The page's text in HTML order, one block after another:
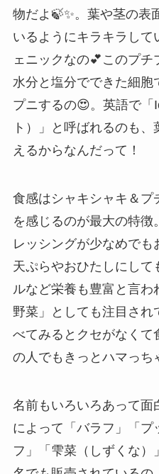
物だよ🍃✨。葉や茎の表
いるようにキラキラして
ェニックなの💕このプ
水分と塩分でできた細胞
プニするの😍。英語で
ト）」と呼ばれるのも
えるからなんだって！
食感はシャキシャキ＆プ
を感じるのが最大の特徴
レッシングが少なめでも
天ぷらやおひたしにし
ルなど栄養も豊富と言わ
野菜」としても注目され
べてみるとクセがなくて
の人でもきっとハマっち
名前もいろいろあって面
によって「バラフ」「プ
フ」「雫菜（しずくな